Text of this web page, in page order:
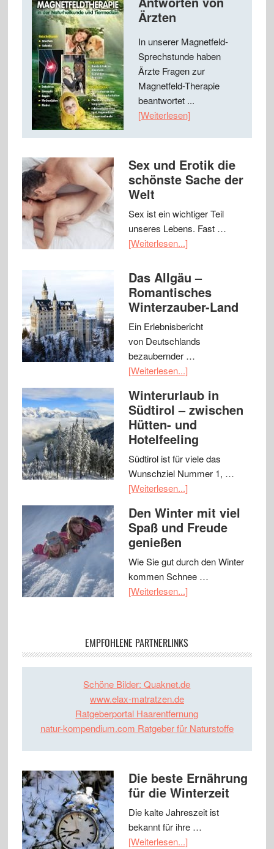
Ärzten
In unserer Magnetfeld-
Sprechstunde haben
Ärzte Fragen zur
Magnetfeld-Therapie
beantwortet ...
[Weiterlesen]
Sex und Erotik die
schönste Sache der
Welt
Sex ist ein wichtiger Teil
unseres Lebens. Fast …
[Weiterlesen...]
Das Allgäu –
Romantisches
Winterzauber-Land
Ein Erlebnisbericht
von Deutschlands
bezaubernder …
[Weiterlesen...]
Winterurlaub in
Südtirol – zwischen
Hütten- und
Hotelfeeling
Südtirol ist für viele das
Wunschziel Nummer 1, …
[Weiterlesen...]
Den Winter mit viel
Spaß und Freude
genießen
Wie Sie gut durch den Winter
kommen Schnee …
[Weiterlesen...]
EMPFOHLENE PARTNERLINKS
Schöne Bilder: Quaknet.de
www.elax-matratzen.de
Ratgeberportal Haarentfernung
natur-kompendium.com Ratgeber für Naturstoffe
Die beste Ernährung
für die Winterzeit
Die kalte Jahreszeit ist
bekannt für ihre …
[Weiterlesen...]